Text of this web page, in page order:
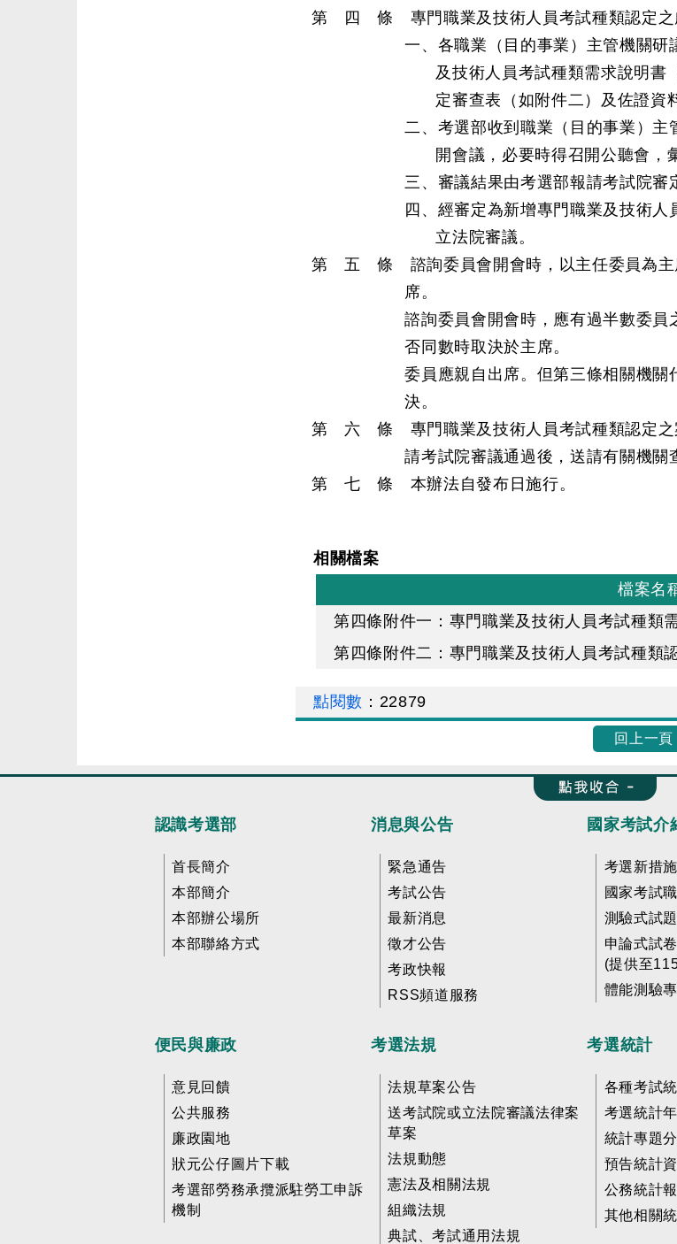
第 四 條 專門職業及技術人員考試種類認定之
一、各職業（目的事業）主管機關
及技術人員考試種類需求說明書
定審查表（如附件二）及佐證資
二、考選部收到職業（目的事業）
開會議，必要時得召開公聽會，
三、審議結果由考選部報請考試院審
四、經審定為新增專門職業及技術
立法院審議。
第 五 條 諮詢委員會開會時，以主任委員為主
席。
諮詢委員會開會時，應有過半數委
否同數時取決於主席。
委員應親自出席。但第三條相關機
決。
第 六 條 專門職業及技術人員考試種類認定之
請考試院審議通過後，送請有關機關
第 七 條 本辦法自發布日施行。
相關檔案
檔案名
第四條附件一：專門職業及技術人員考試種類
第四條附件二：專門職業及技術人員考試種類
點閱數 ： 22879
回上一頁
收合 FatFooter
認識考選部
首長簡介
本部簡介
本部辦公場所
本部聯絡方式
消息與公告
緊急通告
考試公告
最新消息
徵才公告
考政快報
RSS頻道服務
國家考試介
考選新措施
國家考試
測驗式試
申論式試
(提供至
體能測驗
便民與廉政
意見回饋
公共服務
廉政園地
狀元公仔圖片下載
考選部勞務承攬派駐勞工申訴
機制
考選法規
法規草案公告
送考試院或立法院審議法律案
草案
法規動態
憲法及相關法規
組織法規
典試、考試通用法規
考選統計
各種考試
考選統計
統計專題
預告統計
公務統計
其他相關